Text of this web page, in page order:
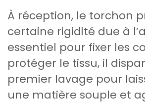
À réception, le torchon
certaine rigidité due à
essentiel pour fixer les
protéger le tissu, il
premier lavage pour
une matière souple et